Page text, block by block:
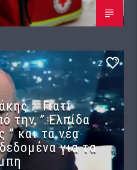
2
: Γιατί
την ” Ελπίδα
” και τα νέα
για τα